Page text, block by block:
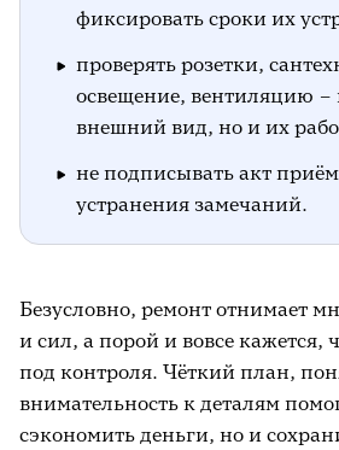
фиксировать сроки их
проверять розетки,
освещение, вентиляцию –
внешний вид, но и их
не подписывать акт
устранения замечаний.
Безусловно, ремонт отнимает
и сил, а порой и вовсе кажется,
под контроля. Чёткий план,
внимательность к деталям
сэкономить деньги, но и